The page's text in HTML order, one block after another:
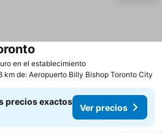
en el establecimiento
km de: Aeropuerto Billy Bishop Toronto City
precios exactos
Ver precios